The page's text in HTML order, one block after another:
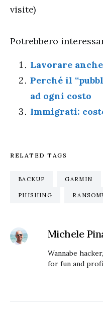
visite)
Potrebbero
Lavorare
Perché il
ad ogni costo
Immigrati:
RELATED TAGS
BACKUP GARMIN
PHISHING
Michele
Wannabe
for fun and